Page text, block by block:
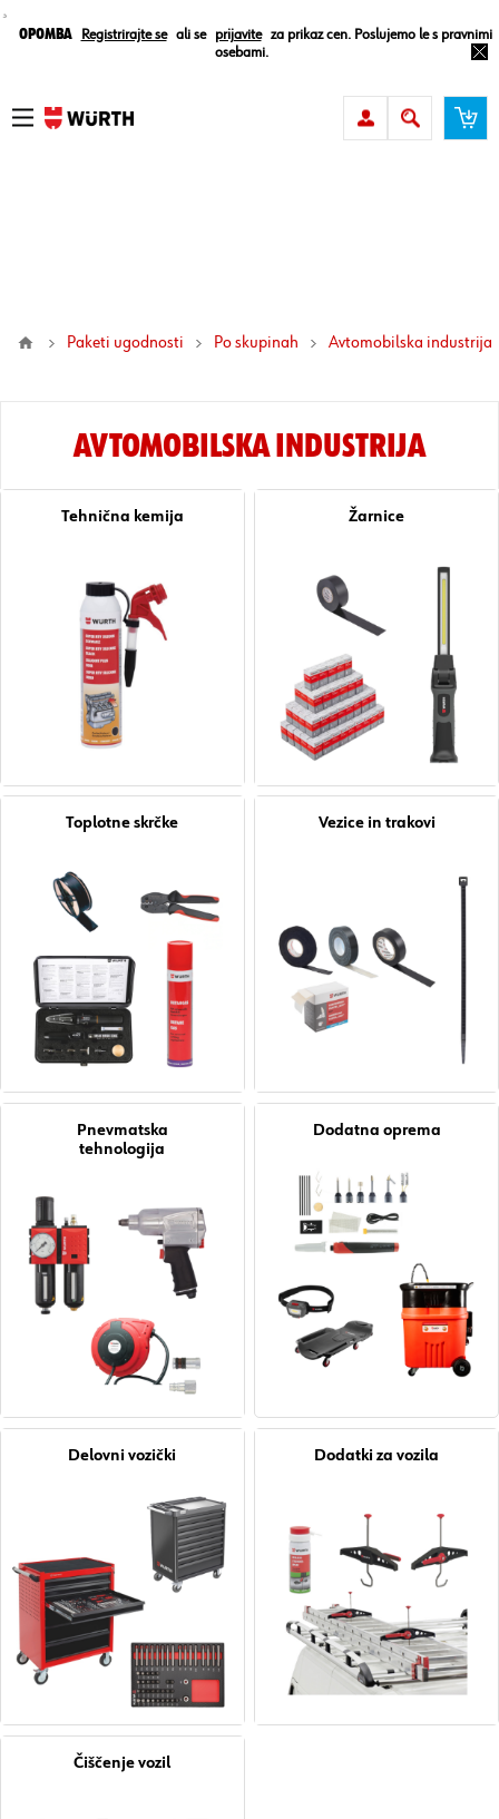
¸
Opomba Registrirajte se ali se prijavite
za prikaz cen. Poslujemo le s pravnimi
osebami.
Paketi ugodnosti Po skupinah avtomobilska industrija
AVTOMOBILSKA INDUSTRIJA
Tehnična kemija Žarnice
Toplotne skrčke Vezice in trakovi
Pnevmatska
tehnologija
Dodatna oprema
Delovni vozički Dodatki za vozila
Čiščenje vozil